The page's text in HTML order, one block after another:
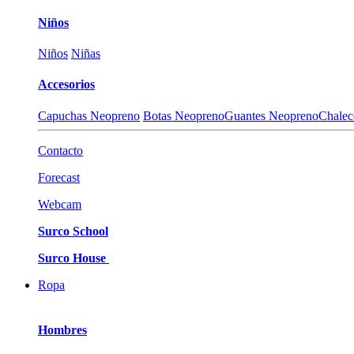
Niños
Niños Niñas
Accesorios
Capuchas Neopreno Botas NeoprenoGuantes Neopreno
Contacto
Forecast
Webcam
Surco School
Surco House
Ropa
Hombres